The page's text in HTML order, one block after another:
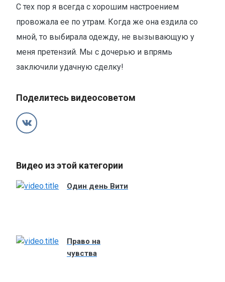
С тех пор я всегда с хорошим настроением
провожала ее по утрам. Когда же она ездила со
мной, то выбирала одежду, не вызывающую у
меня претензий. Мы с дочерью и впрямь
заключили удачную сделку!
Поделитесь видеосоветом
Видео из этой категории
Один день Вити
Право на
чувства